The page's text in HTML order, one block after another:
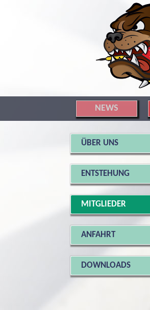
NEWS
ÜBER UNS
ENTSTEHUNG
MITGLIEDER
ANFAHRT
DOWNLOADS